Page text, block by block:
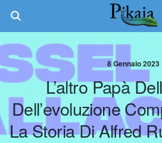
8 Gennaio 2023
L’altro Papà
Dell’evoluzione
La Storia Di Alfred